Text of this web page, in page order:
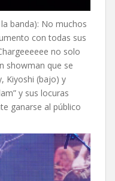
banda): No muchos
con todas sus
no solo
showman que se
Kiyoshi (bajo) y
y sus locuras
ganarse al público